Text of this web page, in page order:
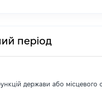
період
держави або місцевого